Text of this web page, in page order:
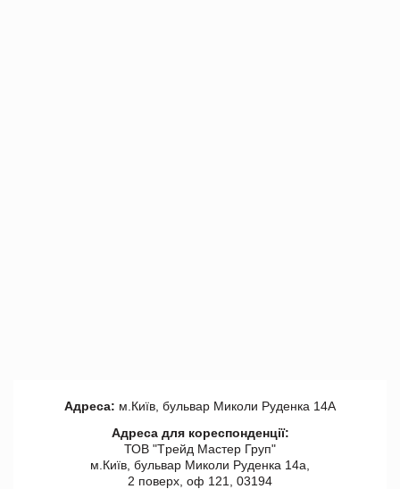
Адреса: м.Київ, бульвар Миколи Руденка 14А
Адреса для кореспонденції:
ТОВ "Tрейд Мастер Груп"
м.Київ, бульвар Миколи Руденка 14а,
2 поверх, оф 121, 03194